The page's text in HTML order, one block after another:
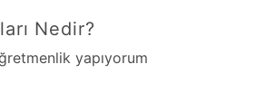
Nedir?
yapıyorum